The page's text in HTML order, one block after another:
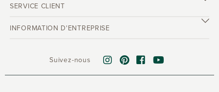
SERVICE CLIENT
INFORMATION D'ENTREPRISE
Suivez-nous